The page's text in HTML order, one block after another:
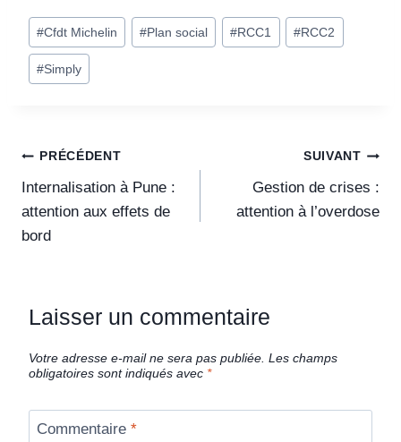
#Cfdt Michelin #Plan social #RCC1 #RCC2
#Simply
PRÉCÉDENT
Internalisation à Pune :
attention aux effets de
bord
SUIVANT
Gestion de crises :
attention à l’overdose
Laisser un commentaire
Votre adresse e-mail ne sera pas publiée. Les champs
obligatoires sont indiqués avec *
Commentaire *